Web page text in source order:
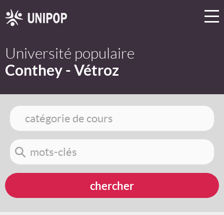
Université populaire
Conthey - Vétroz